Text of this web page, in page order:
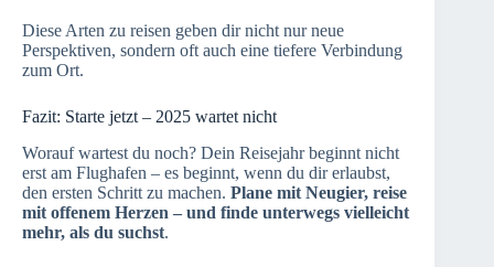
Diese Arten zu reisen geben dir nicht nur neue
Perspektiven, sondern oft auch eine tiefere Verbindung
zum Ort.
Fazit: Starte jetzt – 2025 wartet nicht
Worauf wartest du noch? Dein Reisejahr beginnt nicht
erst am Flughafen – es beginnt, wenn du dir erlaubst,
den ersten Schritt zu machen. Plane mit Neugier, reise
mit offenem Herzen – und finde unterwegs vielleicht
mehr, als du suchst.